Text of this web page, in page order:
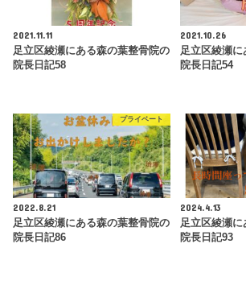
2021.11.11
足立区綾瀬にある森の葉整骨院の
院長日記58
2021.10.26
足立区綾瀬
院長日記54
プライベート
2022.8.21
足立区綾瀬にある森の葉整骨院の
院長日記86
2024.4.13
足立区綾瀬
院長日記93